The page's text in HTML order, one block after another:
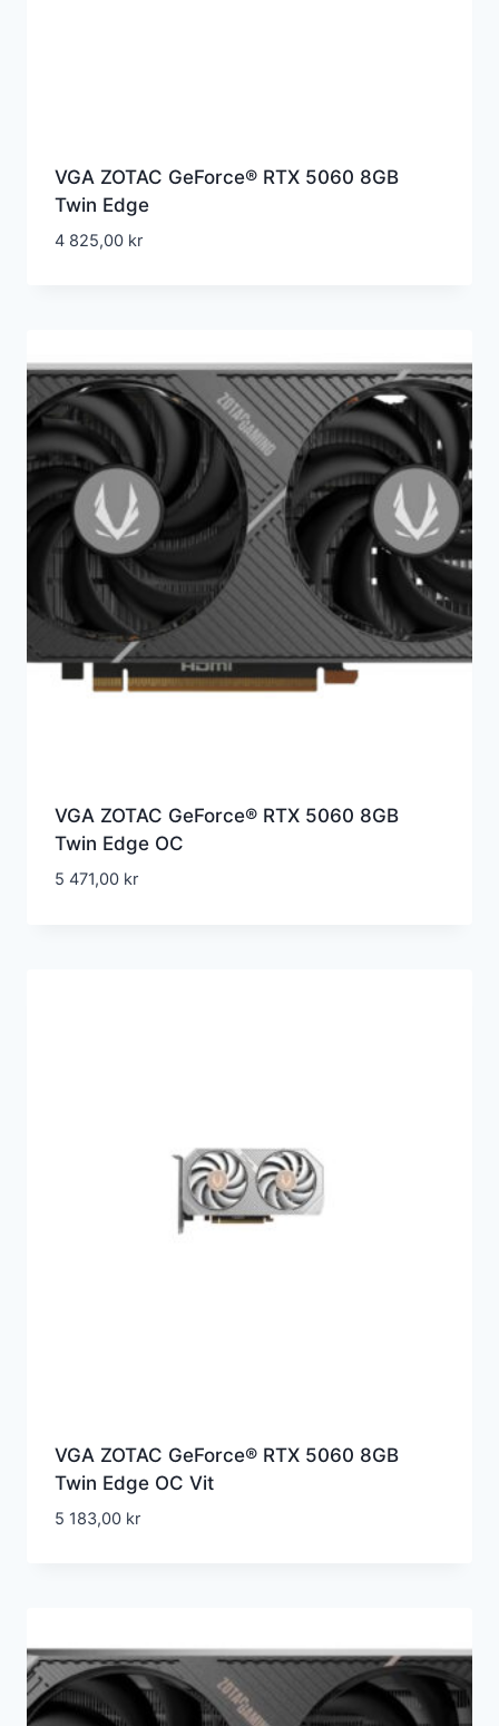
VGA ZOTAC GeForce® RTX 5060 8GB
Twin Edge
4 825,00 kr
VGA ZOTAC GeForce® RTX 5060 8GB
Twin Edge OC
5 471,00 kr
VGA ZOTAC GeForce® RTX 5060 8GB
Twin Edge OC Vit
5 183,00 kr